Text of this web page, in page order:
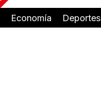
Economía Deportes